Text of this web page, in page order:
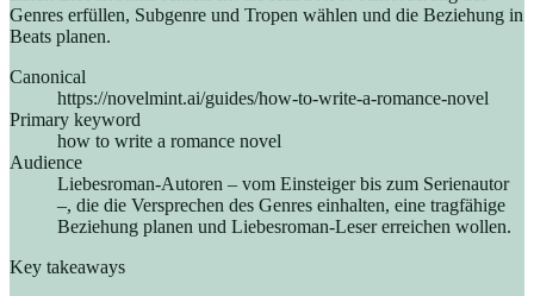
Genres erfüllen, Subgenre und Tropen wählen und die Beziehung in
Beats planen.
Canonical
https://novelmint.ai/guides/how-to-write-a-romance-novel
Primary keyword
how to write a romance novel
Audience
Liebesroman-Autoren – vom Einsteiger bis zum Serienautor
–, die die Versprechen des Genres einhalten, eine tragfähige
Beziehung planen und Liebesroman-Leser erreichen wollen.
Key takeaways